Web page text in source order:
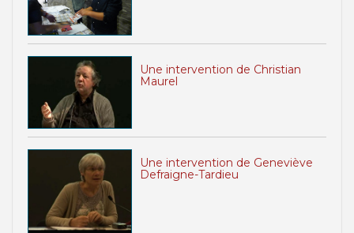
Une intervention de Christian
Maurel
Une intervention de Geneviève
Defraigne-Tardieu